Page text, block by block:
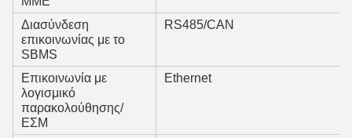
Διασύνδεση
επικοινωνίας με το
SBMS
RS485/CAN
Επικοινωνία με
λογισμικό
παρακολούθησης/
ΕΣΜ
Ethernet